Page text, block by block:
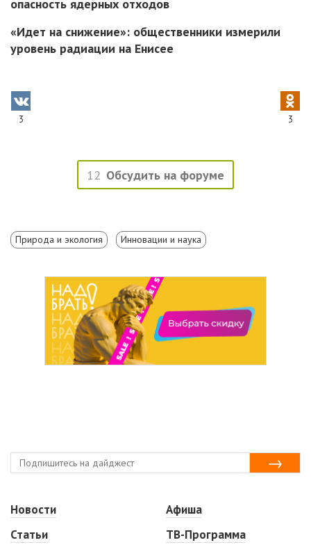
опасность ядерных отходов
«Идет на снижение»: общественники измерили
уровень радиации на Енисее
3 3
12 Обсудить на форуме
Природа и экология Инновации и наука
Новости
Статьи
Афиша
ТВ-Программа